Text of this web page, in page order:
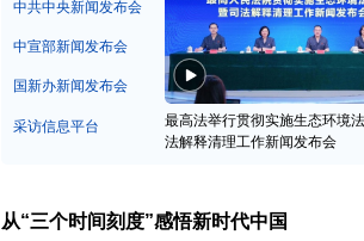
中共中央新闻发布会
中宣部新闻发布会
国新办新闻发布会
采访信息平台
最高法举行贯彻实施生态环境
法解释清理工作新闻发布会
从“三个时间刻度”感悟新时代中国